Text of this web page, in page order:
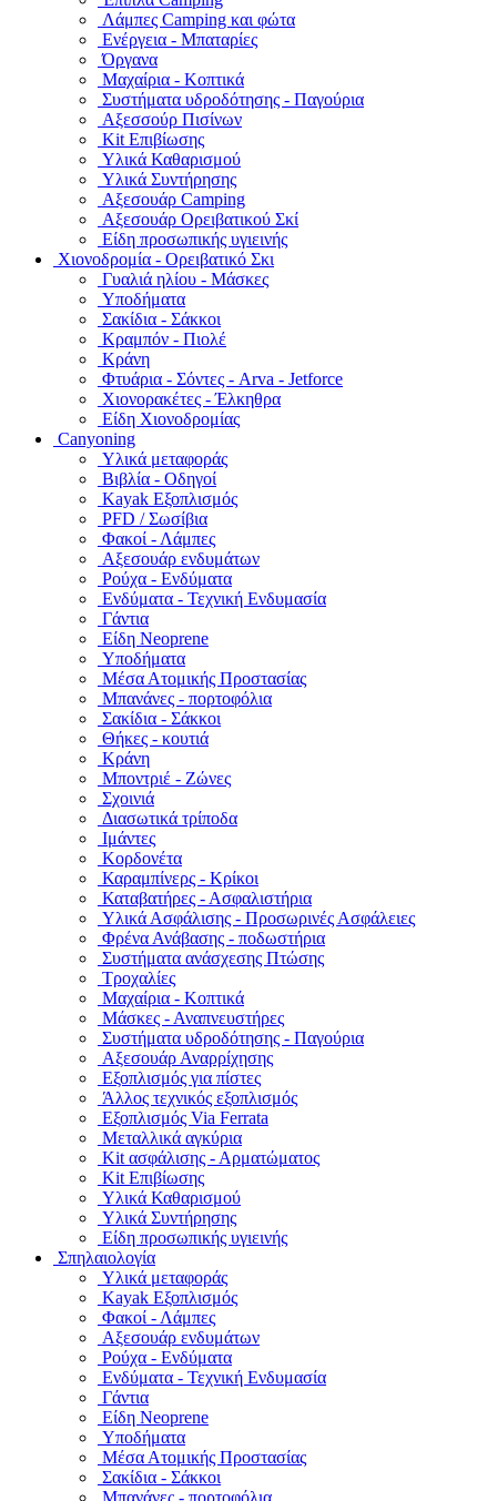
Λάμπες Camping και φώτα
Ενέργεια - Μπαταρίες
Όργανα
Μαχαίρια - Κοπτικά
Συστήματα υδροδότησης - Παγούρια
Αξεσσούρ Πισίνων
Kit Επιβίωσης
Υλικά Καθαρισμού
Υλικά Συντήρησης
Αξεσουάρ Camping
Αξεσουάρ Ορειβατικού Σκί
Είδη προσωπικής υγιεινής
Χιονοδρομία - Ορειβατικό Σκι
Γυαλιά ηλίου - Μάσκες
Υποδήματα
Σακίδια - Σάκκοι
Κραμπόν - Πιολέ
Κράνη
Φτυάρια - Σόντες - Arva - Jetforce
Χιονορακέτες - Έλκηθρα
Είδη Χιονοδρομίας
Canyoning
Υλικά μεταφοράς
Βιβλία - Οδηγοί
Kayak Εξοπλισμός
PFD / Σωσίβια
Φακοί - Λάμπες
Αξεσουάρ ενδυμάτων
Ρούχα - Ενδύματα
Ενδύματα - Τεχνική Ενδυμασία
Γάντια
Είδη Neoprene
Υποδήματα
Μέσα Ατομικής Προστασίας
Μπανάνες - πορτοφόλια
Σακίδια - Σάκκοι
Θήκες - κουτιά
Κράνη
Μποντριέ - Ζώνες
Σχοινιά
Διασωτικά τρίποδα
Ιμάντες
Κορδονέτα
Καραμπίνερς - Κρίκοι
Καταβατήρες - Ασφαλιστήρια
Υλικά Ασφάλισης - Προσωρινές Ασφάλειες
Φρένα Ανάβασης - ποδωστήρια
Συστήματα ανάσχεσης Πτώσης
Τροχαλίες
Μαχαίρια - Κοπτικά
Μάσκες - Αναπνευστήρες
Συστήματα υδροδότησης - Παγούρια
Αξεσουάρ Αναρρίχησης
Εξοπλισμός για πίστες
Άλλος τεχνικός εξοπλισμός
Εξοπλισμός Via Ferrata
Μεταλλικά αγκύρια
Kit ασφάλισης - Αρματώματος
Kit Επιβίωσης
Υλικά Καθαρισμού
Υλικά Συντήρησης
Είδη προσωπικής υγιεινής
Σπηλαιολογία
Υλικά μεταφοράς
Kayak Εξοπλισμός
Φακοί - Λάμπες
Αξεσουάρ ενδυμάτων
Ρούχα - Ενδύματα
Ενδύματα - Τεχνική Ενδυμασία
Γάντια
Είδη Neoprene
Υποδήματα
Μέσα Ατομικής Προστασίας
Σακίδια - Σάκκοι
Μπανάνες - πορτοφόλια